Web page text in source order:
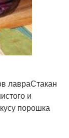
лавраСтакан
и
порошка